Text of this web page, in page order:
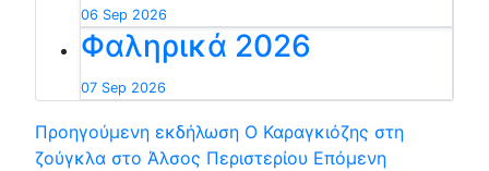
06 Sep 2026
Φαληρικά 2026
07 Sep 2026
Προηγούμενη εκδήλωση Ο Καραγκιόζης στη
ζούγκλα στο Άλσος Περιστερίου Επόμενη